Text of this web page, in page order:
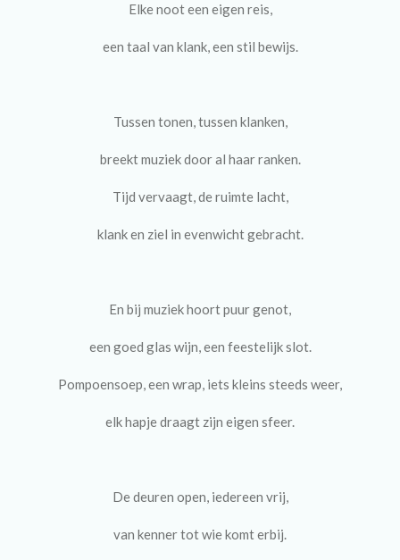
Elke noot een eigen reis,
een taal van klank, een stil bewijs.
Tussen tonen, tussen klanken,
breekt muziek door al haar ranken.
Tijd vervaagt, de ruimte lacht,
klank en ziel in evenwicht gebracht.
En bij muziek hoort puur genot,
een goed glas wijn, een feestelijk slot.
Pompoensoep, een wrap, iets kleins steeds weer,
elk hapje draagt zijn eigen sfeer.
De deuren open, iedereen vrij,
van kenner tot wie komt erbij.